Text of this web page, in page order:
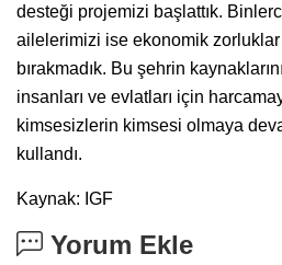
desteği projemizi başlattık.
ailelerimizi ise ekonomik zorluklar
bırakmadık. Bu şehrin
insanları ve evlatları için
kimsesizlerin kimsesi olmaya
kullandı.
Kaynak: IGF
Yorum Ekle